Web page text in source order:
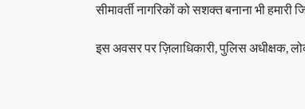
सीमावर्ती नागरिकों को सशक्त बनाना भी हमारी
इस अवसर पर ज़िलाधिकारी, पुलिस अधीक्षक,